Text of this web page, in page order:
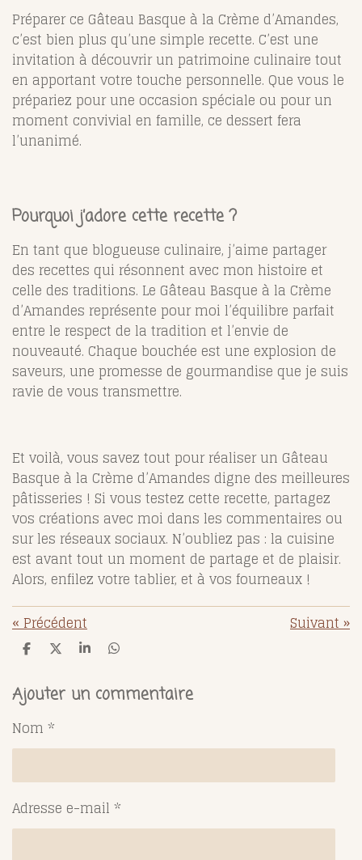
Préparer ce Gâteau Basque à la Crème d’Amandes,
c’est bien plus qu’une simple recette. C’est une
invitation à découvrir un patrimoine culinaire tout
en apportant votre touche personnelle. Que vous le
prépariez pour une occasion spéciale ou pour un
moment convivial en famille, ce dessert fera
l’unanimé.
Pourquoi j’adore cette recette ?
En tant que blogueuse culinaire, j’aime partager
des recettes qui résonnent avec mon histoire et
celle des traditions. Le Gâteau Basque à la Crème
d’Amandes représente pour moi l’équilibre parfait
entre le respect de la tradition et l’envie de
nouveauté. Chaque bouchée est une explosion de
saveurs, une promesse de gourmandise que je suis
ravie de vous transmettre.
Et voilà, vous savez tout pour réaliser un Gâteau
Basque à la Crème d’Amandes digne des meilleures
pâtisseries ! Si vous testez cette recette, partagez
vos créations avec moi dans les commentaires ou
sur les réseaux sociaux. N’oubliez pas : la cuisine
est avant tout un moment de partage et de plaisir.
Alors, enfilez votre tablier, et à vos fourneaux !
«Précédent Suivant»
P
t
a
e
r
P
t
a
r
P
t
a
r
P
t
a
r
Ajouter un commentaire
Nom *
Adresse e-mail *